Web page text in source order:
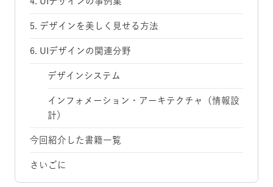
5. デザインを美しく見せる方法
6. UIデザインの関連分野
デザインシステム
インフォメーション・アーキテクチャ（情報設
計）
今回紹介した書籍一覧
さいごに